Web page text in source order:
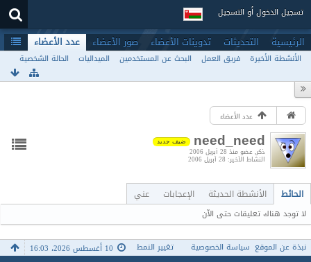
تسجيل الدخول أو التسجيل
الرئيسية التحديثات تدوينات الأعضاء صور الأعضاء عدد الأعضاء
الأنشطة الأخيرة فريق العمل البحث عن المستخدمين الميداليات الحالة الشخصية
عدد الأعضاء
need_need ضيف جديد
ذكر عضو منذ 28 أبريل 2006
النشاط الأخير 28 أبريل 2006
الحائط الأنشطة الحديثة الإعجابات عني
لا توجد هناك تعليقات حتى الآن
نبذة عن الموقع سياسة الخصوصية 10 أغسطس 2026، 16:03
تغيير النمط